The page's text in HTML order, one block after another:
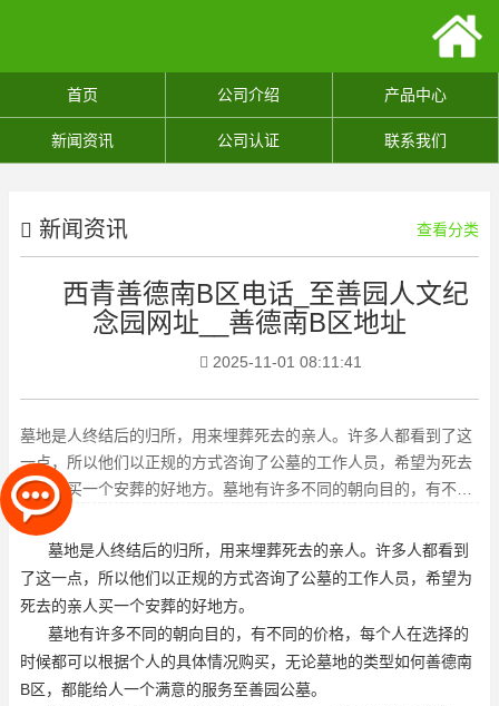
首页 公司介绍 产品中心
新闻资讯 公司认证 联系我们
新闻资讯 查看分类
西青善德南B区电话_至善园人文纪
念园网址__善德南B区地址
2025-11-01 08:11:41
墓地是人终结后的归所，用来埋葬死去的亲人。许多人都看到了这
一点，所以他们以正规的方式咨询了公墓的工作人员，希望为死去
的亲人买一个安葬的好地方。墓地有许多不同的朝向目的，有不同
的价格，每个人在选择的时候
墓地是人终结后的归所，用来埋葬死去的亲人。许多人都看到
了这一点，所以他们以正规的方式咨询了公墓的工作人员，希望为
死去的亲人买一个安葬的好地方。
墓地有许多不同的朝向目的，有不同的价格，每个人在选择的
时候都可以根据个人的具体情况购买，无论墓地的类型如何善德南
B区，都能给人一个满意的服务至善园公墓。